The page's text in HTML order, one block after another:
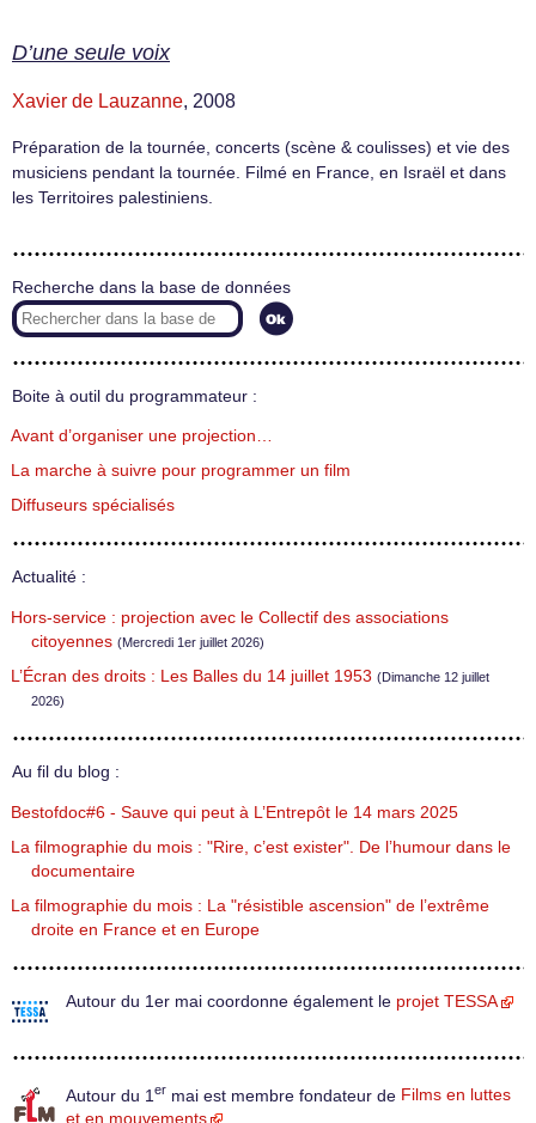
D’une seule voix
Xavier de Lauzanne, 2008
Préparation de la tournée, concerts (scène & coulisses) et vie des
musiciens pendant la tournée. Filmé en France, en Israël et dans
les Territoires palestiniens.
Recherche dans la base de données
Boite à outil du programmateur :
Avant d’organiser une projection…
La marche à suivre pour programmer un film
Diffuseurs spécialisés
Actualité :
Hors-service : projection avec le Collectif des associations
citoyennes (Mercredi 1er juillet 2026)
L’Écran des droits : Les Balles du 14 juillet 1953 (Dimanche 12 juillet
2026)
Au fil du blog :
Bestofdoc#6 - Sauve qui peut à L’Entrepôt le 14 mars 2025
La filmographie du mois : "Rire, c’est exister". De l’humour dans le
documentaire
La filmographie du mois : La "résistible ascension" de l’extrême
droite en France et en Europe
Autour du 1er mai coordonne également le projet TESSA
Autour du 1 er mai est membre fondateur de Films en luttes
et en mouvements